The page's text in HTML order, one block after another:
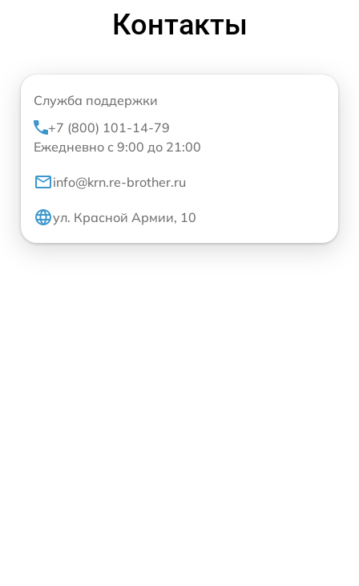
Контакты
Служба поддержки
+7 (800) 101-14-79
Ежедневно с 9:00 до 21:00
info@krn.re-brother.ru
ул. Красной Армии, 10